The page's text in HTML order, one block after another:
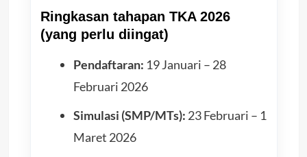
Ringkasan tahapan TKA 2026
(yang perlu diingat)
Pendaftaran: 19 Januari – 28
Februari 2026
Simulasi (SMP/MTs): 23 Februari – 1
Maret 2026